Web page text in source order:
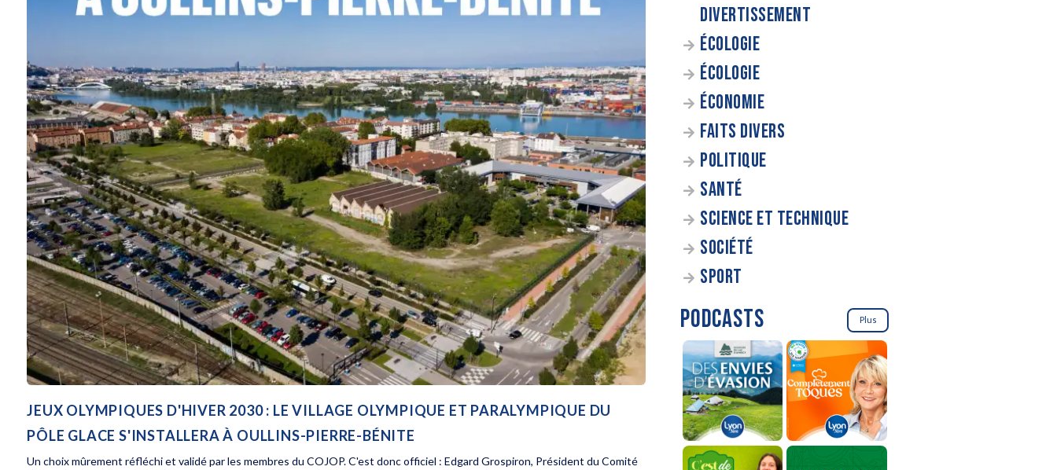
JEUX OLYMPIQUES D'HIVER 2030 : LE VILLAGE OLYMPIQUE ET PARALYMPIQUE DU
PÔLE GLACE S'INSTALLERA À OULLINS-PIERRE-BÉNITE
Un choix mûrement réfléchi et validé par les membres du COJOP. C'est donc officiel : Edgard Grospiron, Président du Comité
DIVERTISSEMENT
ÉCOLOGIE
ÉCOLOGIE
ÉCONOMIE
FAITS DIVERS
POLITIQUE
SANTÉ
SCIENCE ET TECHNIQUE
SOCIÉTÉ
SPORT
PODCASTS Plus